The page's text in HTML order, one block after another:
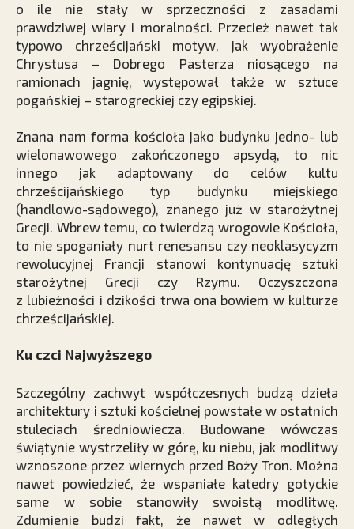
o ile nie stały w sprzeczności z zasadami
prawdziwej wiary i moralności. Przecież nawet tak
typowo chrześcijański motyw, jak wyobrażenie
Chrystusa – Dobrego Pasterza niosącego na
ramionach jagnię, występował także w sztuce
pogańskiej – starogreckiej czy egipskiej.
Znana nam forma kościoła jako budynku jedno- lub
wielonawowego zakończonego apsydą, to nic
innego jak adaptowany do celów kultu
chrześcijańskiego typ budynku miejskiego
(handlowo-sądowego), znanego już w starożytnej
Grecji. Wbrew temu, co twierdzą wrogowie Kościoła,
to nie spoganiały nurt renesansu czy neoklasycyzm
rewolucyjnej Francji stanowi kontynuację sztuki
starożytnej Grecji czy Rzymu. Oczyszczona
z lubieżności i dzikości trwa ona bowiem w kulturze
chrześcijańskiej.
Ku czci Najwyższego
Szczególny zachwyt współczesnych budzą dzieła
architektury i sztuki kościelnej powstałe w ostatnich
stuleciach średniowiecza. Budowane wówczas
świątynie wystrzeliły w górę, ku niebu, jak modlitwy
wznoszone przez wiernych przed Boży Tron. Można
nawet powiedzieć, że wspaniałe katedry gotyckie
same w sobie stanowiły swoistą modlitwę.
Zdumienie budzi fakt, że nawet w odległych